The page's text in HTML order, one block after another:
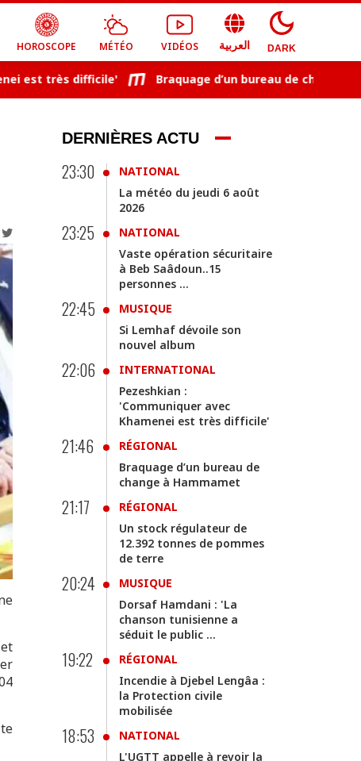
HOROSCOPE MÉTÉO VIDÉOS العربية DARK
très difficile' Braquage d’un bureau de change à
DERNIÈRES ACTU
23:30
NATIONAL
La météo du jeudi 6 août
2026
23:25
NATIONAL
Vaste opération sécuritaire
à Beb Saâdoun..15
personnes ...
22:45
MUSIQUE
Si Lemhaf dévoile son
nouvel album
22:06
INTERNATIONAL
Pezeshkian :
'Communiquer avec
Khamenei est très difficile'
21:46
RÉGIONAL
Braquage d’un bureau de
change à Hammamet
21:17
RÉGIONAL
Un stock régulateur de
12.392 tonnes de pommes
de terre
20:24
MUSIQUE
Dorsaf Hamdani : 'La
chanson tunisienne a
séduit le public ...
19:22
RÉGIONAL
Incendie à Djebel Lengâa :
la Protection civile
mobilisée
18:53
NATIONAL
L'UGTT appelle à revoir la